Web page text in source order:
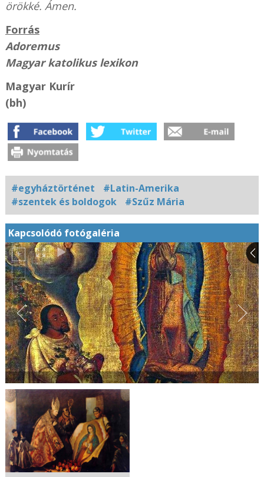
örökké. Ámen.
Forrás
Adoremus
Magyar katolikus lexikon
Magyar Kurír
(bh)
#egyháztörténet
#Latin-Amerika
#szentek és boldogok
#Szűz Mária
Kapcsolódó fotógaléria